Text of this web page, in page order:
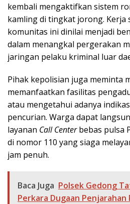
kembali mengaktifkan sistem
kamling di tingkat jorong. Kerja
komunitas ini dinilai menjadi
dalam menangkal pergerakan
jaringan pelaku kriminal luar
Pihak kepolisian juga meminta
memanfaatkan fasilitas
atau mengetahui adanya
pencurian. Warga dapat
layanan Call Centerbebas pulsa
di nomor 110 yang siaga
jam penuh.
Baca Juga Polsek Gedong
Perkara Dugaan Penjarahan